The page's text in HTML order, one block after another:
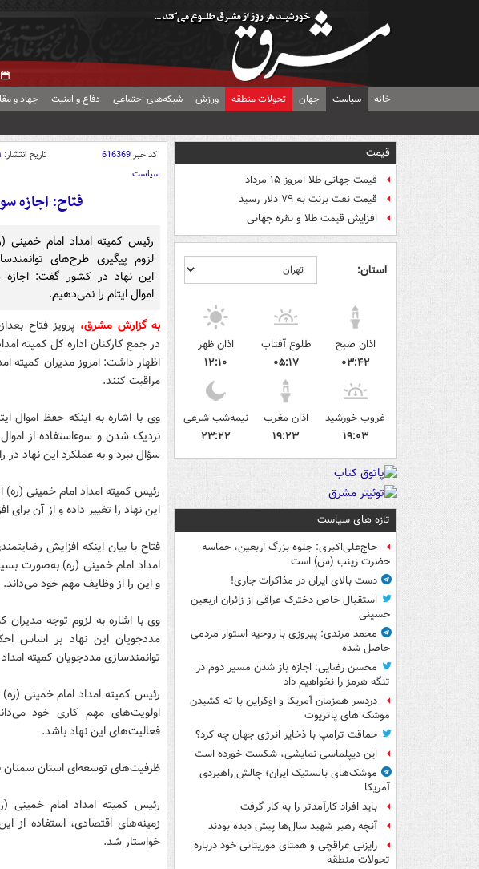
خانه سیاست جهان تحولات منطقه ورزش شبکه‌های اجتماعی دفاع و امنیت جهاد و
قیمت
قیمت جهانی طلا امروز ۱۵ مرداد
قیمت نفت برنت به ۷۹ دلار رسید
افزایش قیمت طلا و نقره جهانی
استان:
اذان صبح
۰۳:۴۲
طلوع آفتاب
۰۵:۱۷
اذان ظهر
۱۲:۱۰
غروب خورشید
۱۹:۰۳
اذان مغرب
۱۹:۲۳
نیمه‌شب شرعی
۲۳:۲۲
تازه های سیاست
حاج‌علی‌اکبری: جلوه بزرگ اربعین، حماسه
حضرت زینب (س) است
دست بالای ایران در مذاکرات جاری!
استقبال خاص دخترک عراقی از زائران اربعین
حسینی
محمد مرندی: پیروزی با روحیه استوار مردمی
حاصل شده
محسن رضایی: اجازه باز شدن مسیر دوم در
تنگه هرمز را نخواهیم داد
دردسر همزمان آمریکا و اوکراین با ته کشیدن
موشک های پاتریوت
حماقت ترامپ با ذخایر انرژی جهان چه کرد؟
این دیپلماسی نمایشی، شکست خورده است
موشک‌های بالستیک ایران؛ چالش راهبردی
آمریکا
باید افراد کارآمدتر را به کار گرفت
آنچه رهبر شهید سال‌ها پیش دیده بودند
رایزنی عراقچی و همتای موریتانی خود درباره
تحولات منطقه
کد خبر616369 تاریخ انتشار:
سیاست
فتاح: اجازه
رئیس کمیته امداد امام خمینی
لزوم پیگیری طرح‌های
این نهاد در کشور گفت: اجازه
اموال ایتام را نمی‌دهیم.
به گزارش مشرق، پرویز فتاح
در جمع کارکنان اداره کل کمیته
اظهار داشت: امروز مدیران کمیته
مراقبت کنند.
وی با اشاره به اینکه حفظ اموال
نزدیک شدن و سوءاستفاده از اموال
سؤال ببرد و به عملکرد این نهاد
رئیس کمیته امداد امام خمینی (ره)
این نهاد را تغییر داده و از آن
فتاح با بیان اینکه افزایش
امداد امام خمینی (ره) به‌صورت
و این را از وظایف مهم خود می‌داند.
وی با اشاره به لزوم توجه مدیران
مددجویان این نهاد بر اساس
توانمندسازی مددجویان کمیته
رئیس کمیته امداد امام خمینی
اولویت‌های مهم کاری خود
فعالیت‌های این نهاد باشد.
ظرفیت‌های توسعه‌ای استان سمنان
رئیس کمیته امداد امام خمینی
زمینه‌های اقتصادی، استفاده از
خواستار شد.